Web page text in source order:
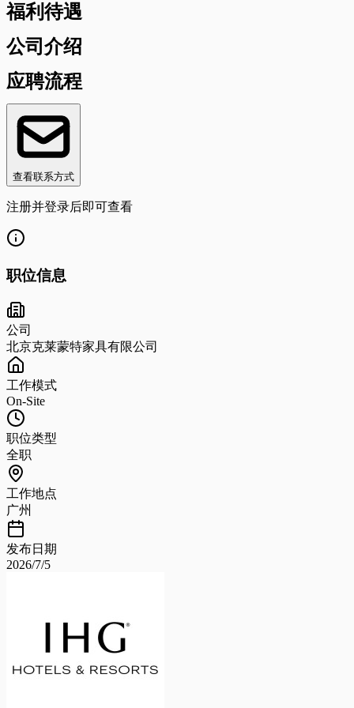
福利待遇
公司介绍
应聘流程
查看联系方式
注册并登录后即可查看
职位信息
公司
北京克莱蒙特家具有限公司
工作模式
On-Site
职位类型
全职
工作地点
广州
发布日期
2026/7/5